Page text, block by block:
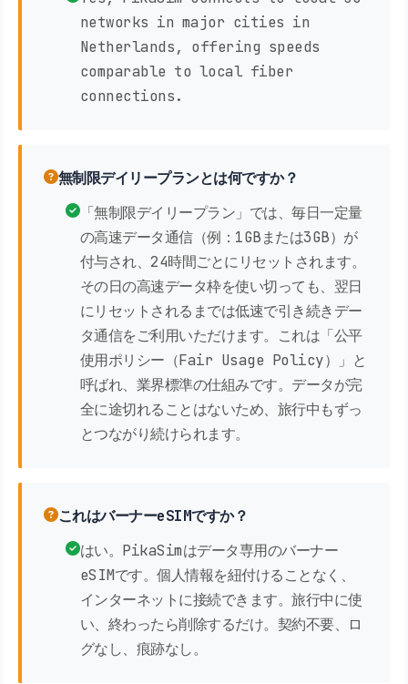
networks in major cities in
Netherlands, offering speeds
comparable to local fiber
connections.
無制限デイリープランとは何ですか？
「無制限デイリープラン」では、毎日一定量
の高速データ通信（例：1GBまたは3GB）が
付与され、24時間ごとにリセットされます。
その日の高速データ枠を使い切っても、翌日
にリセットされるまでは低速で引き続きデー
タ通信をご利用いただけます。これは「公平
使用ポリシー（Fair Usage Policy）」と
呼ばれ、業界標準の仕組みです。データが完
全に途切れることはないため、旅行中もずっ
とつながり続けられます。
これはバーナーeSIMですか？
はい。PikaSimはデータ専用のバーナー
eSIMです。個人情報を紐付けることなく、
インターネットに接続できます。旅行中に使
い、終わったら削除するだけ。契約不要、ロ
グなし、痕跡なし。